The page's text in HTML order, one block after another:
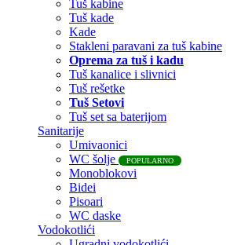
Tuš kabine
Tuš kade
Kade
Stakleni paravani za tuš kabine
Oprema za tuš i kadu
Tuš kanalice i slivnici
Tuš rešetke
Tuš Setovi
Tuš set sa baterijom
Sanitarije
Umivaonici
WC šolje
POPULARNO
Monoblokovi
Bidei
Pisoari
WC daske
Vodokotlići